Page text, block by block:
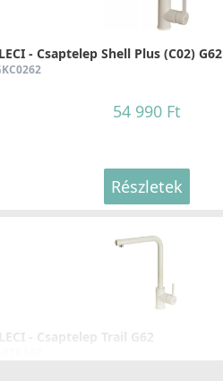
- Csaptelep Shell Plus (C02) G62
54 990 Ft
Részletek
- Csaptelep Trail G62